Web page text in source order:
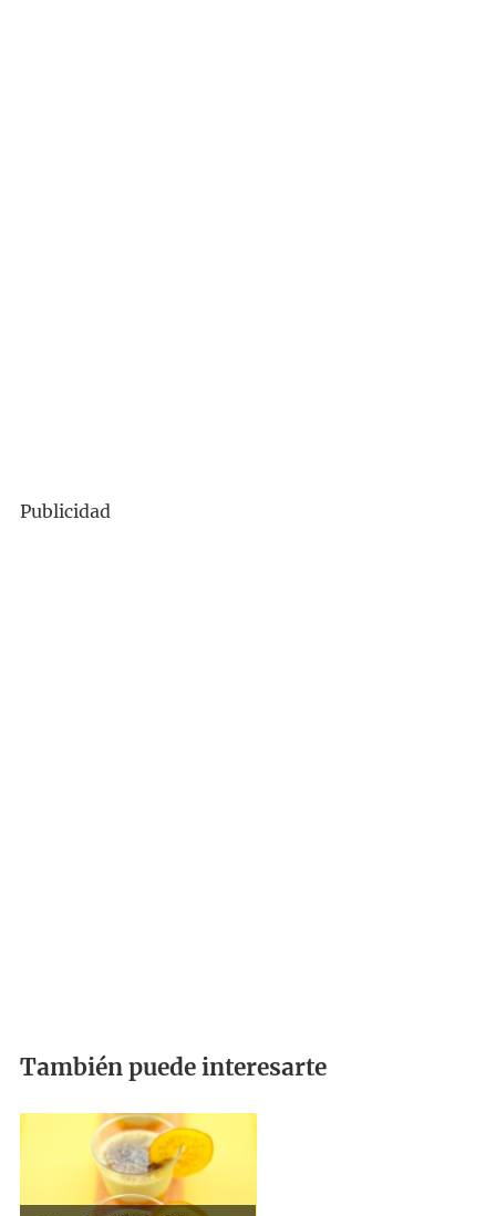
Publicidad
También puede interesarte